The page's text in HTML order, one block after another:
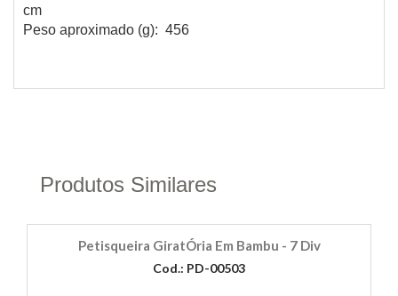
cm
Peso aproximado (g): 456
Produtos Similares
Petisqueira GiratÓria Em Bambu - 7 Div
Cod.: PD-00503